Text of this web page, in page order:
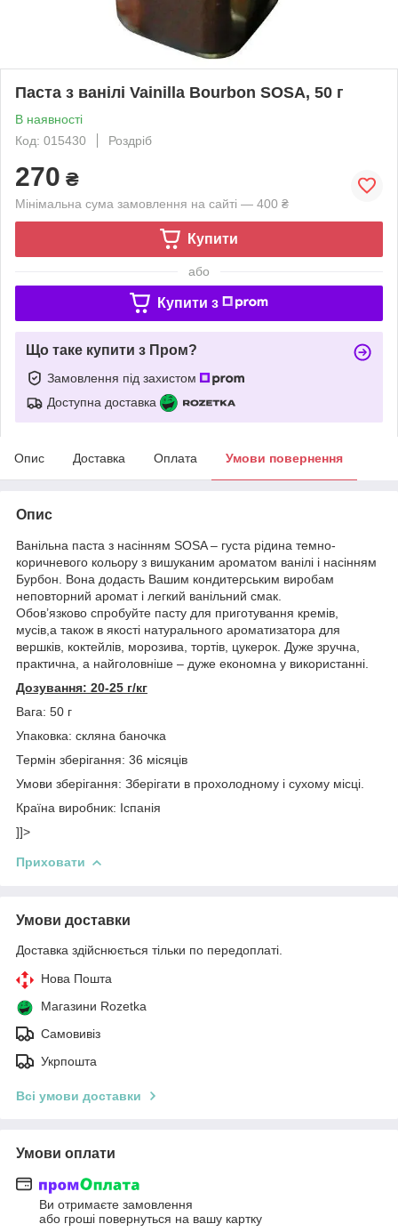
Паста з ванілі Vainilla Bourbon SOSA, 50 г
В наявності
Код: 015430
Роздріб
270 ₴
Мінімальна сума замовлення на сайті — 400 ₴
Купити
або
Купити з
Що таке купити з Пром?
Замовлення під захистом
Доступна доставка
Опис Доставка Оплата Умови повернення
Опис
Ванільна паста з насінням SOSA – густа рідина темно-
коричневого кольору з вишуканим ароматом ванілі і насінням
Бурбон. Вона додасть Вашим кондитерським виробам
неповторний аромат і легкий ванільний смак.
Обов’язково спробуйте пасту для приготування кремів,
мусів,а також в якості натурального ароматизатора для
вершків, коктейлів, морозива, тортів, цукерок. Дуже зручна,
практична, а найголовніше – дуже економна у використанні.
Дозування: 20-25 г/кг
Вага: 50 г
Упаковка: скляна баночка
Термін зберігання: 36 місяців
Умови зберігання: Зберігати в прохолодному і сухому місці.
Країна виробник: Іспанія
]]>
Приховати
Умови доставки
Доставка здійснюється тільки по передоплаті.
Нова Пошта
Магазини Rozetka
Самовивіз
Укрпошта
Всі умови доставки
Умови оплати
Ви отримаєте замовлення
або гроші повернуться на вашу картку